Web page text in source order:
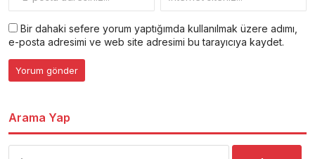
Bir dahaki sefere yorum yaptığımda kullanılmak üzere adımı,
e-posta adresimi ve web site adresimi bu tarayıcıya kaydet.
Arama Yap